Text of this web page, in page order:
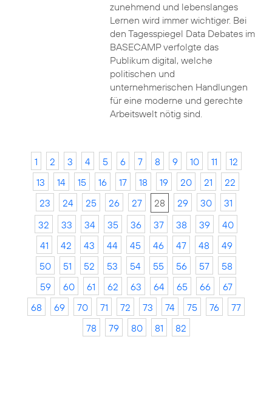
zunehmend und lebenslanges
Lernen wird immer wichtiger. Bei
den Tagesspiegel Data Debates im
BASECAMP verfolgte das
Publikum digital, welche
politischen und
unternehmerischen Handlungen
für eine moderne und gerechte
Arbeitswelt nötig sind.
1 2 3 4 5 6 7 8 9 10 11
12
13
14 15 16 17 18 19 20 21
22
23
24 25 26 27 28 29 30
31
32
33 34 35 36 37 38 39
40
41
42 43 44 45 46 47 48
49
50
51 52 53 54 55 56 57
58
59
60 61 62 63 64 65 66
67
68
69 70 71 72 73 74 75 76
77
78
79 80 81 82